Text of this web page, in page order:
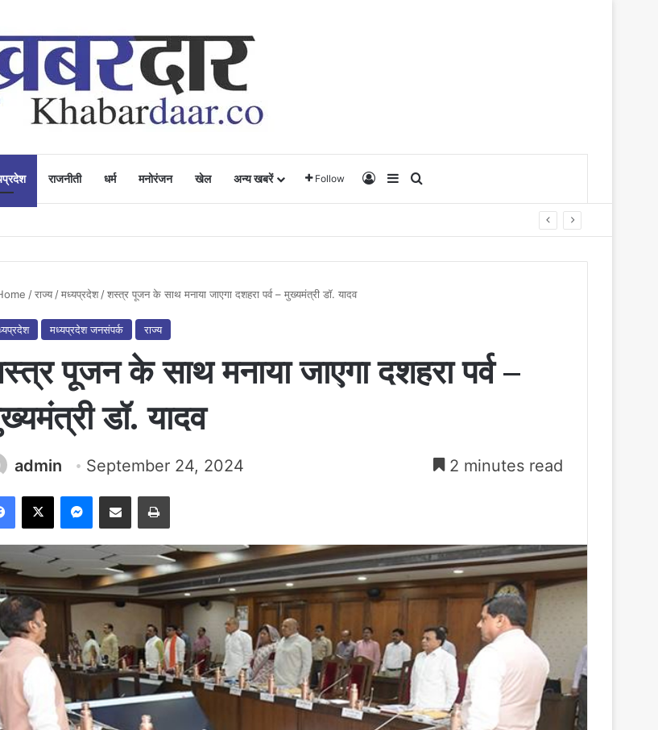
राजनीती धर्म मनोरंजन खेल अन्य खबरें Follow Log InSidebar
और नैनो यूरिया बने किसानों के भरोसेमंद कृषि साथी…..
/राज्य /मध्यप्रदेश /शस्त्र पूजन के साथ मनाया जाएगा दशहरा पर्व – मुख्यमंत्री डॉ. यादव
मध्यप्रदेश जनसंपर्क राज्य
पूजन के साथ मनाया जाएगा दशहरा पर्व –
डॉ. यादव
admin September 24, 2024 2 minutes read
Facebook
X Messenger
Share via Email Print